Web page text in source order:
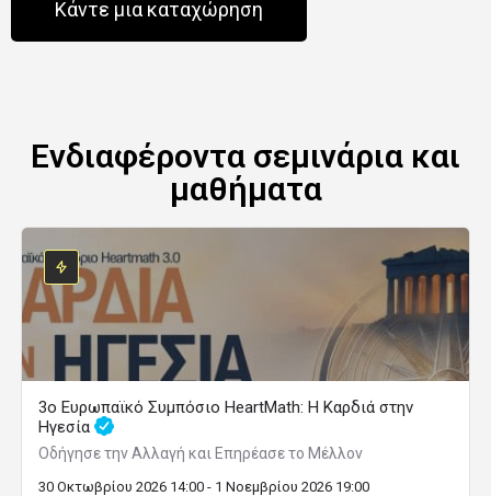
Κάντε μια καταχώρηση
Ενδιαφέροντα σεμινάρια και
μαθήματα
3ο Ευρωπαϊκό Συμπόσιο HeartMath: Η Καρδιά στην
Ηγεσία
Οδήγησε την Αλλαγή και Επηρέασε το Μέλλον
30 Οκτωβρίου 2026 14:00 - 1 Νοεμβρίου 2026 19:00